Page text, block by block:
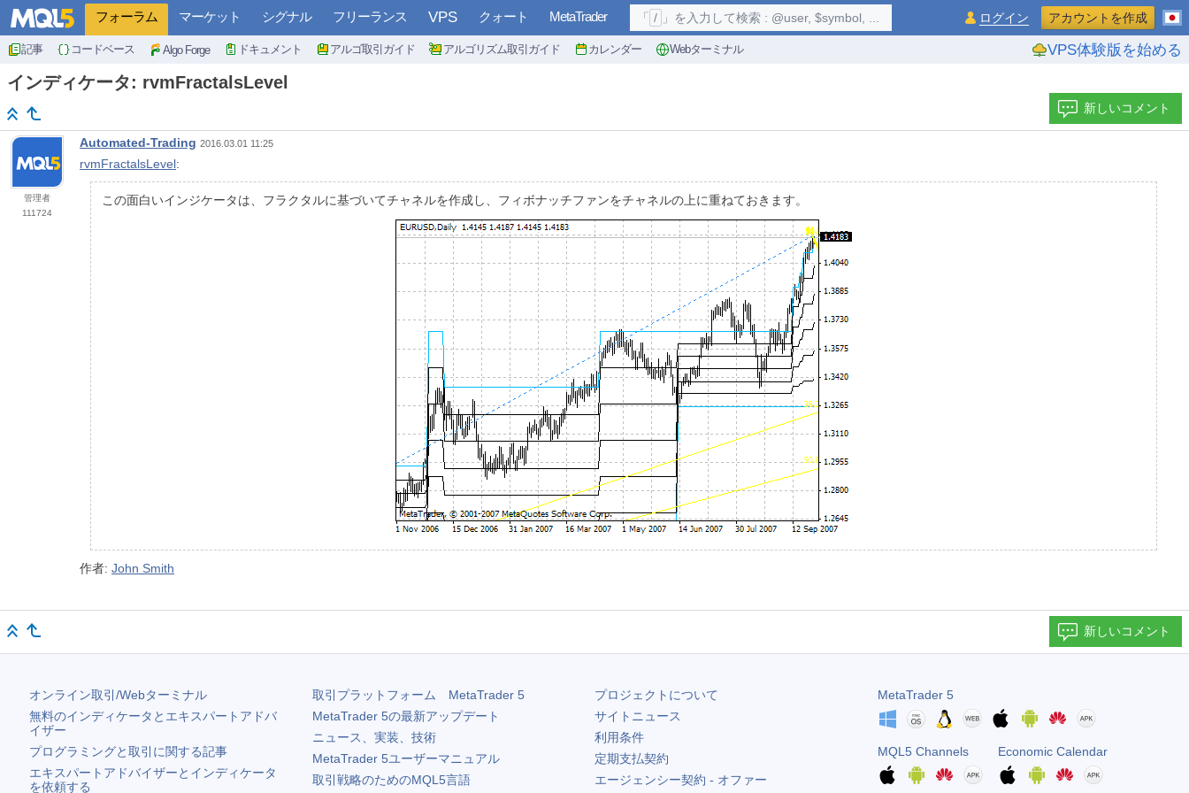
フォーラム マーケット シグナル フリーランス VPS クォート MetaTrader
記事 コードベース Algo Forge ドキュメント アルゴ取引ガイド アルゴリズム取引ガイド カレンダー Webターミナル VPS体験版を始める
「 / 」を入力して検索 : @user, $symbol, ... ログイン アカウントを作成
インディケータ: rvmFractalsLevel
新しいコメント
管理者
111724
Automated-Trading 2016.03.01 11:25
rvmFractalsLevel:
この面白いインジケータは、フラクタルに基づいてチャネルを作成し、フィボナッチファンをチャネルの上に重ねておきます。
作者: John Smith
新しいコメント
オンライン取引/Webターミナル
無料のインディケータとエキスパートアドバ
イザー
プログラミングと取引に関する記事
エキスパートアドバイザーとインディケータ
を依頼する
取引プラットフォーム MetaTrader 5
MetaTrader 5の最新アップデート
ニュース、実装、技術
MetaTrader 5ユーザーマニュアル
取引戦略のためのMQL5言語
プロジェクトについて
サイトニュース
利用条件
定期支払契約
エージェンシー契約 - オファー
MetaTrader 5
MQL5 Channels Economic Calendar